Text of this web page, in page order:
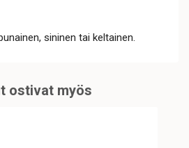
sininen tai keltainen.
ostivat myös